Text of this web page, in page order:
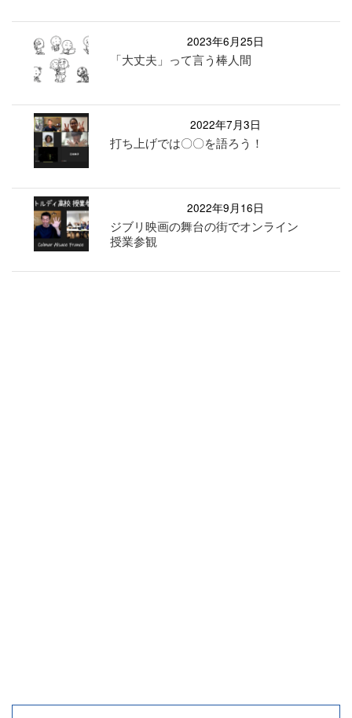
2023年6月25日
「大丈夫」って言う棒人間
2022年7月3日
打ち上げでは〇〇を語ろう！
2022年9月16日
ジブリ映画の舞台の街でオンライン
授業参観